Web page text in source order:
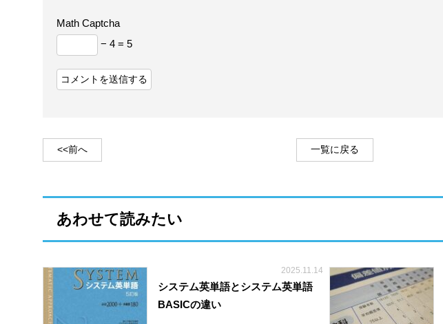
Math Captcha
− 4 = 5
<<前へ 一覧に戻る
あわせて読みたい
2025.11.14
システム英単語とシステム英単語
BASICの違い